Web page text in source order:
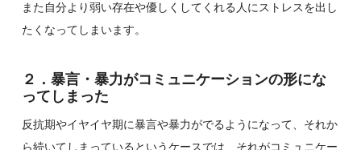
また自分より弱い存在や優しくしてくれる人にストレスを出し
たくなってしまいます。
２．暴言・暴力がコミュニケーションの形にな
ってしまった
反抗期やイヤイヤ期に暴言や暴力がでるようになって、それか
ら続いてしまっているというケースでは、それがコミュニケー